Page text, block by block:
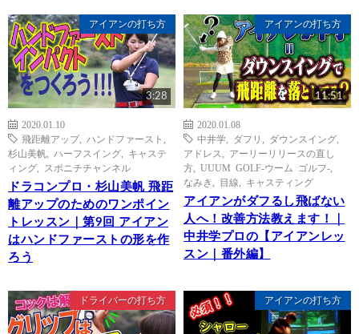
アイアンの打ち方
3:28
2020.01.10
飛距離アップ, ハンドファースト
杉山美帆
ハーフスイング
キャステ
ィング
スポニチチャンネル
ドラコンプロ・杉山美帆 飛距
離アップのためのワンポイン
トレッスン｜第9回 アイアン
はハンドファーストの形を作
ろう
アイアンの打ち方
11:51
2020.01.08
中井学
ダフリ ダウンスイング
アドレス
アーリーリリースの直し
方
UUUM GOLF-ウーム ゴルフ-
なみき
目線 キャスティング
アイアンがダフるし飛ばない
人へ！改善方法教えます！｜
中井学プロの【アイアンレッ
スン｜番外編】
ドライバーの打ち方 アイアンの打ち方